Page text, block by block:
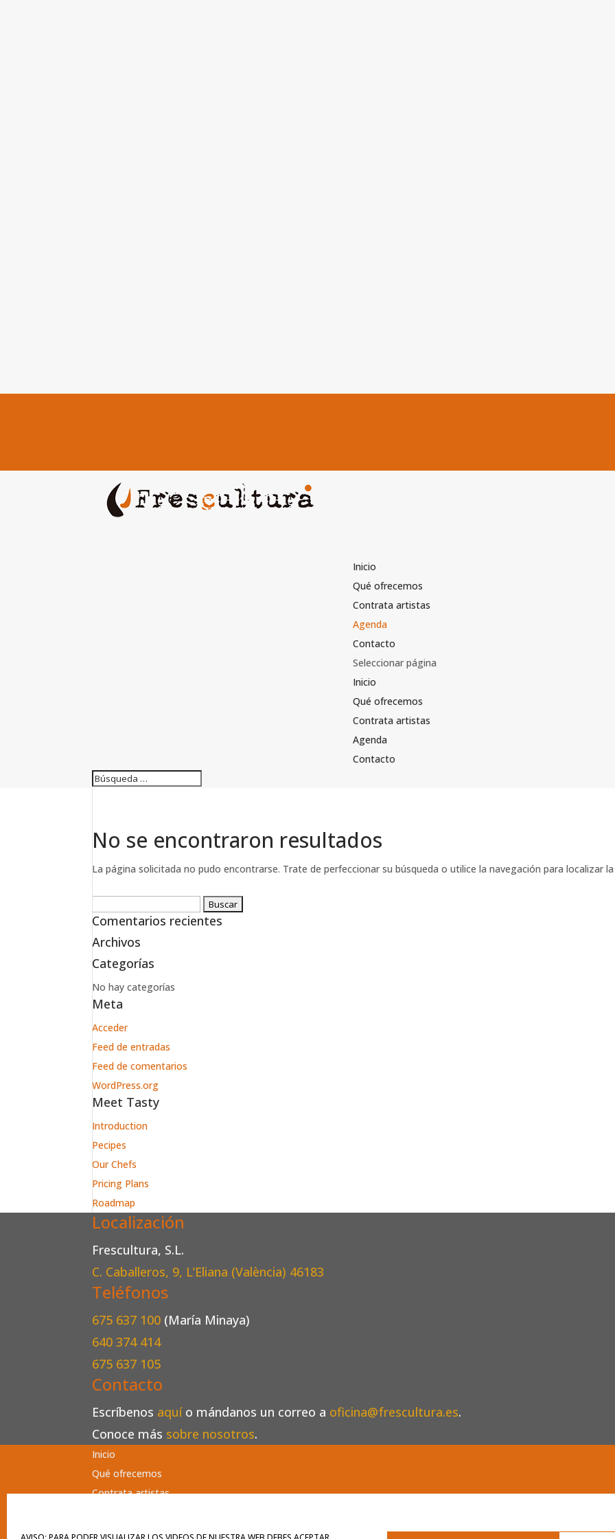
Inicio
Qué ofrecemos
Contrata artistas
Agenda
Contacto
Seleccionar página
Inicio
Qué ofrecemos
Contrata artistas
Agenda
Contacto
No se encontraron resultados
La página solicitada no pudo encontrarse. Trate de perfeccionar su búsqueda o utilice la navegación para localizar
Comentarios recientes
Archivos
Categorías
No hay categorías
Meta
Acceder
Feed de entradas
Feed de comentarios
WordPress.org
Meet Tasty
Introduction
Pecipes
Our Chefs
Pricing Plans
Roadmap
Localización
Frescultura, S.L.
C. Caballeros, 9, L’Eliana (València) 46183
Teléfonos
675 637 100 (María Minaya)
640 374 414
675 637 105
Contacto
Escríbenos aquío mándanos un correo a oficina@frescultura.es.
Conoce más sobre nosotros.
Inicio
Qué ofrecemos
Contrata artistas
Contacto